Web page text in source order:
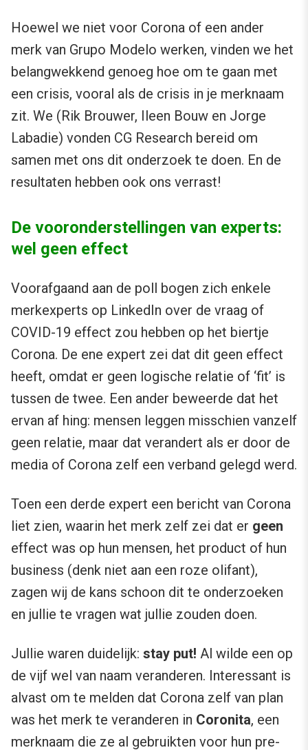
Hoewel we niet voor Corona of een ander
merk van Grupo Modelo werken, vinden we het
belangwekkend genoeg hoe om te gaan met
een crisis, vooral als de crisis in je merknaam
zit. We (Rik Brouwer, Ileen Bouw en Jorge
Labadie) vonden CG Research bereid om
samen met ons dit onderzoek te doen. En de
resultaten hebben ook ons verrast!
De vooronderstellingen van experts:
wel geen effect
Voorafgaand aan de poll bogen zich enkele
merkexperts op LinkedIn over de vraag of
COVID-19 effect zou hebben op het biertje
Corona. De ene expert zei dat dit geen effect
heeft, omdat er geen logische relatie of ‘fit’ is
tussen de twee. Een ander beweerde dat het
ervan af hing: mensen leggen misschien vanzelf
geen relatie, maar dat verandert als er door de
media of Corona zelf een verband gelegd werd.
Toen een derde expert een bericht van Corona
liet zien, waarin het merk zelf zei dat er geen
effect was op hun mensen, het product of hun
business (denk niet aan een roze olifant),
zagen wij de kans schoon dit te onderzoeken
en jullie te vragen wat jullie zouden doen.
Jullie waren duidelijk: stay put! Al wilde een op
de vijf wel van naam veranderen. Interessant is
alvast om te melden dat Corona zelf van plan
was het merk te veranderen in Coronita, een
merknaam die ze al gebruikten voor hun pre-